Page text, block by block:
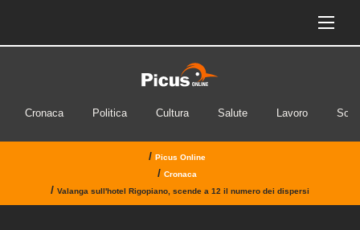
Cronaca Politica Cultura Salute Lavoro
/ Picus Online
/ Cronaca
/ Valanga sull'hotel Rigopiano, scende a 12 il numero dei dispersi